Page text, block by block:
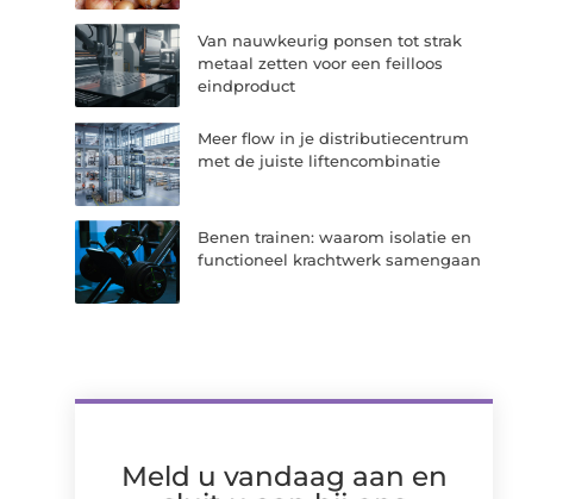
Van nauwkeurig ponsen tot strak
metaal zetten voor een feilloos
eindproduct
Meer flow in je distributiecentrum
met de juiste liftencombinatie
Benen trainen: waarom isolatie en
functioneel krachtwerk samengaan
Meld u vandaag aan en